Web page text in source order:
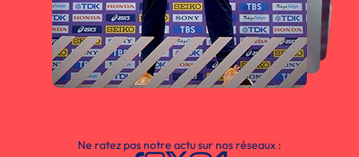
Ne ratez pas notre actu sur nos réseaux :